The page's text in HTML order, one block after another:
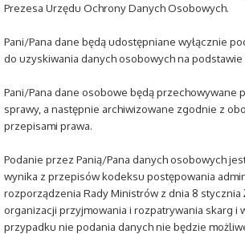
Prezesa Urzędu Ochrony Danych Osobowych.
Pani/Pana dane będą udostępniane wyłącznie
do uzyskiwania danych osobowych na
Pani/Pana dane osobowe będą przechowywane
sprawy, a następnie archiwizowane zgodnie z
przepisami prawa.
Podanie przez Panią/Pana danych osobowych
wynika z przepisów kodeksu postępowania
rozporządzenia Rady Ministrów z dnia 8 stycznia
organizacji przyjmowania i rozpatrywania skarg i
przypadku nie podania danych nie będzie